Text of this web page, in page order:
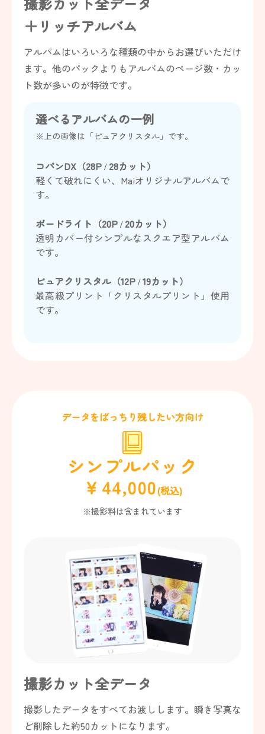
＋リッチアルバム
アルバムはいろいろな種類の中からお選びいただけ
ます。他のパックよりもアルバムのページ数・カッ
ト数が多いのが特徴です。
選べるアルバムの一例
※上の画像は「ピュアクリスタル」です。
コパンDX（28P / 28カット）
軽くて破れにくい、Maiオリジナルアルバムで
す。
ボードライト（20P / 20カット）
透明カバー付シンプルなスクエア型アルバム
です。
ピュアクリスタル（12P / 19カット）
最高級プリント「クリスタルプリント」使用
です。
データをばっちり残したい方向け
シンプルパック
￥44,000(税込)
※撮影料は含まれています
撮影カット全データ
撮影したデータをすべてお渡しします。瞬き写真な
ど削除した約50カットになります。